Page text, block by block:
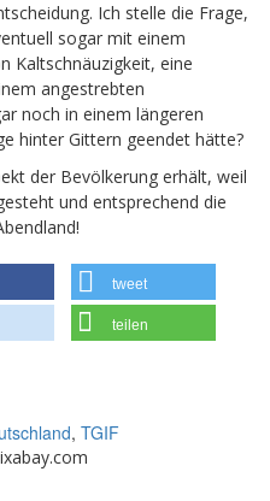
Ich stelle die Frage,
sogar mit einem
Kaltschnäuzigkeit, eine
angestrebten
noch in einem längeren
hinter Gittern geendet hätte?
der Bevölkerung erhält, weil
und entsprechend die
tweet
teilen
, TGIF